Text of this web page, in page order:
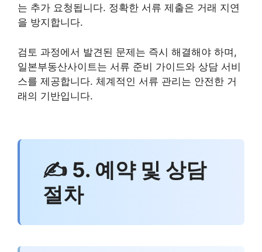
는 추가 요청됩니다. 정확한 서류 제출은 거래 지연
을 방지합니다.
검토 과정에서 발견된 문제는 즉시 해결해야 하며,
일본부동산사이트는 서류 준비 가이드와 상담 서비
스를 제공합니다. 체계적인 서류 관리는 안전한 거
래의 기반입니다.
✍ 5. 예약 및 상담
절차